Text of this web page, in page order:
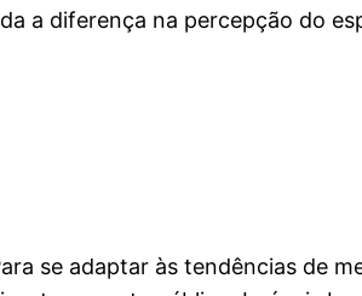
a diferença na percepção do
se adaptar às tendências de